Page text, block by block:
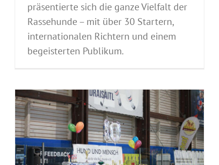
präsentierte sich die ganze Vielfalt der
Rassehunde – mit über 30 Startern,
internationalen Richtern und einem
begeisterten Publikum.